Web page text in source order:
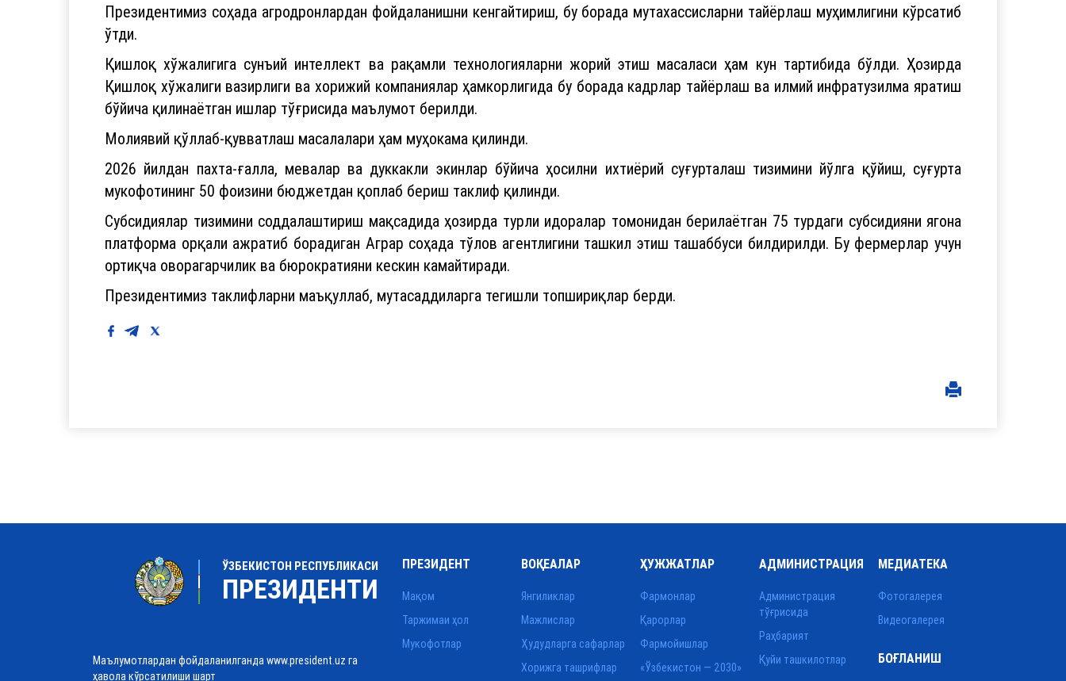
Президентимиз соҳада агродронлардан фойдаланишни кенгайтириш, бу борада мутахассисларни тайёрлаш муҳимлигини кўрсатиб
ўтди.
Қишлоқ хўжалигига сунъий интеллект ва рақамли технологияларни жорий этиш масаласи ҳам кун тартибида бўлди. Ҳозирда
Қишлоқ хўжалиги вазирлиги ва хорижий компаниялар ҳамкорлигида бу борада кадрлар тайёрлаш ва илмий инфратузилма яратиш
бўйича қилинаётган ишлар тўғрисида маълумот берилди.
Молиявий қўллаб-қувватлаш масалалари ҳам муҳокама қилинди.
2026 йилдан пахта-ғалла, мевалар ва дуккакли экинлар бўйича ҳосилни ихтиёрий суғурталаш тизимини йўлга қўйиш, суғурта
мукофотининг 50 фоизини бюджетдан қоплаб бериш таклиф қилинди.
Субсидиялар тизимини соддалаштириш мақсадида ҳозирда турли идоралар томонидан берилаётган 75 турдаги субсидияни ягона
платформа орқали ажратиб борадиган Аграр соҳада тўлов агентлигини ташкил этиш ташаббуси билдирилди. Бу фермерлар учун
ортиқча оворагарчилик ва бюрократияни кескин камайтиради.
Президентимиз таклифларни маъқуллаб, мутасаддиларга тегишли топшириқлар берди.
ЎЗБЕКИСТОН РЕСПУБЛИКАСИ
ПРЕЗИДЕНТИ
Маълумотлардан фойдаланилганда www.president.uz га
ҳавола кўрсатилиши шарт
ПРЕЗИДЕНТ
Мақом
Таржимаи ҳол
Мукофотлар
ВОҚЕАЛАР
Янгиликлар
Мажлислар
Ҳудудларга сафарлар
Хорижга ташрифлар
ҲУЖЖАТЛАР
Фармонлар
Қарорлар
Фармойишлар
«Ўзбекистон — 2030»
АДМИНИСТРАЦИЯ
Администрация
тўғрисида
Раҳбарият
Қуйи ташкилотлар
МЕДИАТЕКА
Фотогалерея
Видеогалерея
БОҒЛАНИШ